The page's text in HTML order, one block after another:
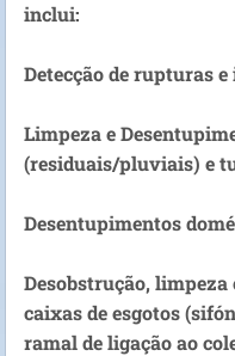
inclui:
Detecção de rupturas
Limpeza e
(residuais/pluviais) e
Desentupimentos
Desobstrução, limpeza
caixas de esgotos
ramal de ligação ao